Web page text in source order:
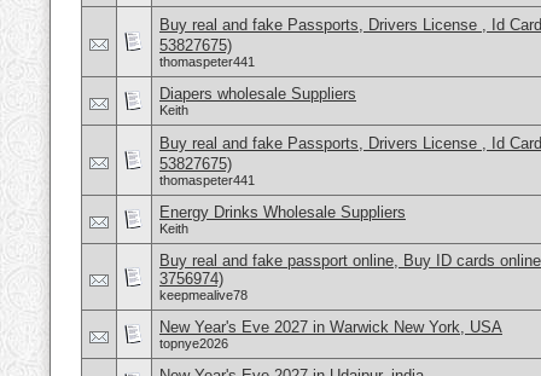
Buy real and fake Passports, Drivers License , Id
53827675)
thomaspeter441
Diapers wholesale Suppliers
Keith
Buy real and fake Passports, Drivers License , Id
53827675)
thomaspeter441
Energy Drinks Wholesale Suppliers
Keith
Buy real and fake passport online, Buy ID cards
3756974)
keepmealive78
New Year's Eve 2027 in Warwick New York, USA
topnye2026